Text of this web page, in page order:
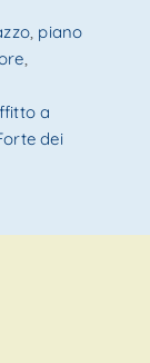
piano
a
dei